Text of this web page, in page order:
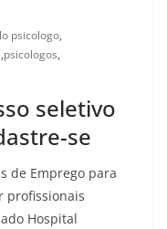
psicologo,
,psicologos,
seletivo
se
de Emprego para
profissionais
Hospital